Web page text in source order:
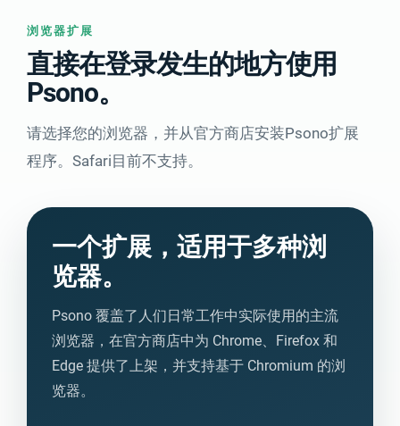
浏览器扩展
直接在登录发生的地方使用
Psono。
请选择您的浏览器，并从官方商店安装Psono扩展
程序。Safari目前不支持。
一个扩展，适用于多种浏
览器。
Psono 覆盖了人们日常工作中实际使用的主流
浏览器，在官方商店中为 Chrome、Firefox 和
Edge 提供了上架，并支持基于 Chromium 的浏
览器。